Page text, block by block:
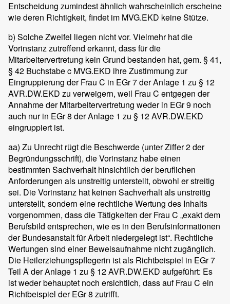
Entscheidung zumindest ähnlich wahrscheinlich erscheine
wie deren Richtigkeit, findet im MVG.EKD keine Stütze.
b) Solche Zweifel liegen nicht vor. Vielmehr hat die
Vorinstanz zutreffend erkannt, dass für die
Mitarbeitervertretung kein Grund bestanden hat, gem. § 41,
§ 42 Buchstabe c MVG.EKD ihre Zustimmung zur
Eingruppierung der Frau C in EGr 7 der Anlage 1 zu § 12
AVR.DW.EKD zu verweigern, weil Frau C entgegen der
Annahme der Mitarbeitervertretung weder in EGr 9 noch
auch nur in EGr 8 der Anlage 1 zu § 12 AVR.DW.EKD
eingruppiert ist.
aa) Zu Unrecht rügt die Beschwerde (unter Ziffer 2 der
Begründungsschrift), die Vorinstanz habe einen
bestimmten Sachverhalt hinsichtlich der beruflichen
Anforderungen als unstreitig unterstellt, obwohl er streitig
sei. Die Vorinstanz hat keinen Sachverhalt als unstreitig
unterstellt, sondern eine rechtliche Wertung des Inhalts
vorgenommen, dass die Tätigkeiten der Frau C „exakt dem
Berufsbild entsprechen, wie es in den Berufsinformationen
der Bundesanstalt für Arbeit niedergelegt ist“. Rechtliche
Wertungen sind einer Beweisaufnahme nicht zugänglich.
Die Heilerziehungspflegerin ist als Richtbeispiel in EGr 7
Teil A der Anlage 1 zu § 12 AVR.DW.EKD aufgeführt: Es
ist weder behauptet noch ersichtlich, dass auf Frau C ein
Richtbeispiel der EGr 8 zutrifft.